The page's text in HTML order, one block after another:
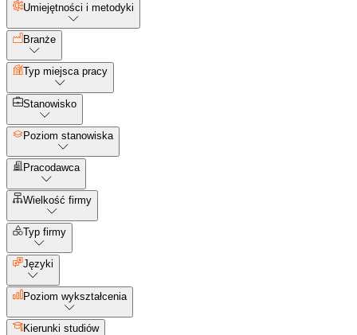
Umiejętności i metodyki
Branże
Typ miejsca pracy
Stanowisko
Poziom stanowiska
Pracodawca
Wielkość firmy
Typ firmy
Języki
Poziom wykształcenia
Kierunki studiów